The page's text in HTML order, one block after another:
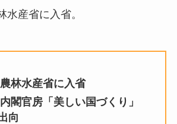
水産省に入省。
林水産省に入省
閣官房「美しい国づくり」
向